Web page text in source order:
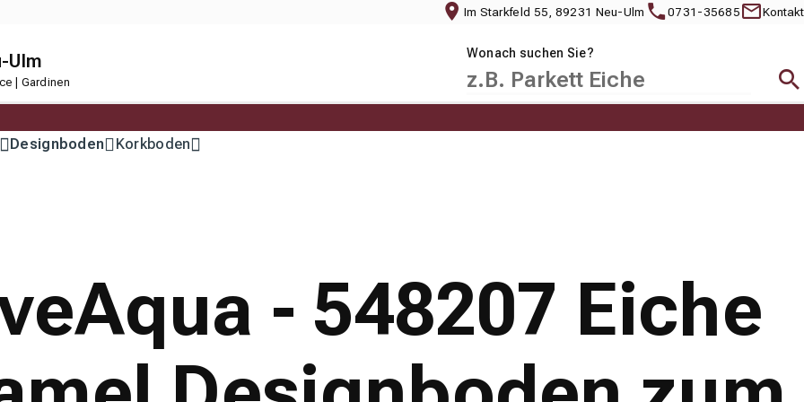
Im Starkfeld 55, 89231 Neu-Ulm 0731-35685 Kontakt
Ulm
| Gardinen
Wonach suchen Sie?
Designboden Korkboden
- 548207 Eiche